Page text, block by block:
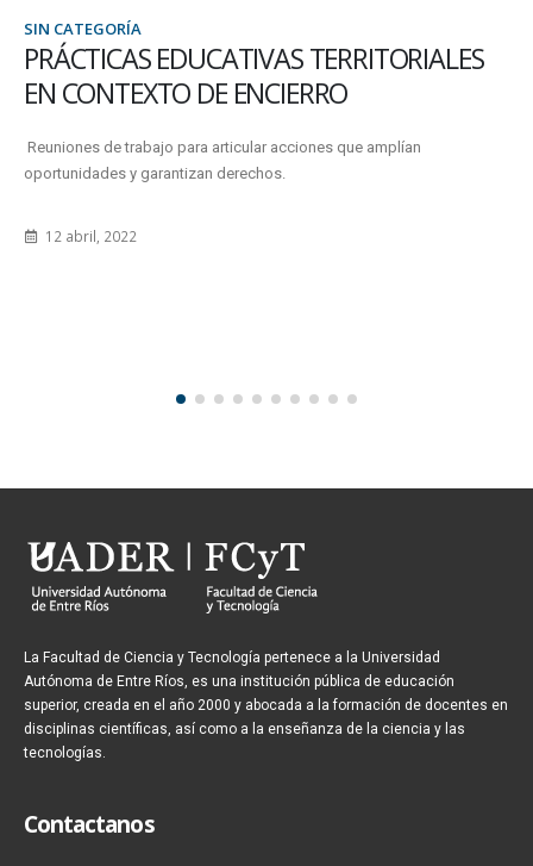
SIN CATEGORÍA
PRÁCTICAS EDUCATIVAS TERRITORIALES
EN CONTEXTO DE ENCIERRO
Reuniones de trabajo para articular acciones que amplían
oportunidades y garantizan derechos.
12 abril, 2022
La Facultad de Ciencia y Tecnología pertenece a la Universidad
Autónoma de Entre Ríos, es una institución pública de educación
superior, creada en el año 2000 y abocada a la formación de docentes en
disciplinas científicas, así como a la enseñanza de la ciencia y las
tecnologías.
Contactanos